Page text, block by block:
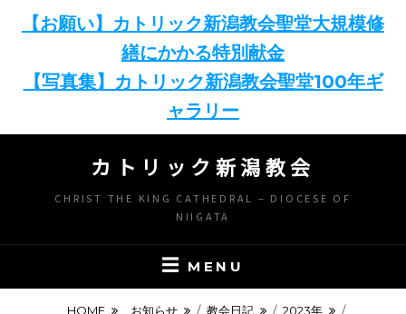
【お願い】カトリック新潟教会聖堂大規模修
繕にかかる特別献金
【写真集】カトリック新潟教会聖堂100年ギ
ャラリー
content
カトリック新潟教会
CHRIST THE KING CATHEDRAL – DIOCESE OF
NIIGATA
MENU
HOME お知らせ / 教会日記 / 2023年 /